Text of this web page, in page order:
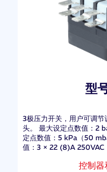
型
3极压力开关，用户可调
头。 最大设定点数值：2
定点数值：5 kPa（50
值：3 × 22 (8)A 250VAC
控制器